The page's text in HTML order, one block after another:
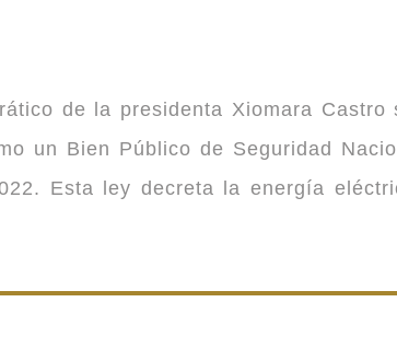
de la presidenta Xiomara
un Bien Público de Seguridad
Esta ley decreta la energía